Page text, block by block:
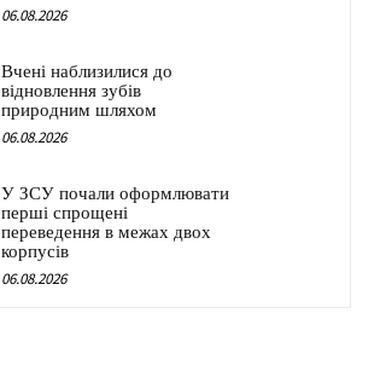
06.08.2026
Вчені наблизилися до
відновлення зубів
природним шляхом
06.08.2026
У ЗСУ почали оформлювати
перші спрощені
переведення в межах двох
корпусів
06.08.2026